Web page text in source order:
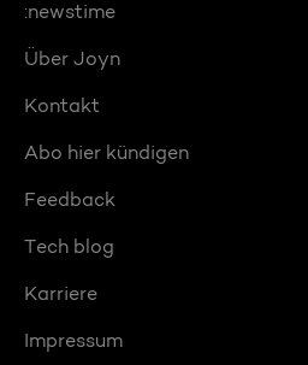
:newstime
Über Joyn
Kontakt
Abo hier kündigen
Feedback
Tech blog
Karriere
Impressum